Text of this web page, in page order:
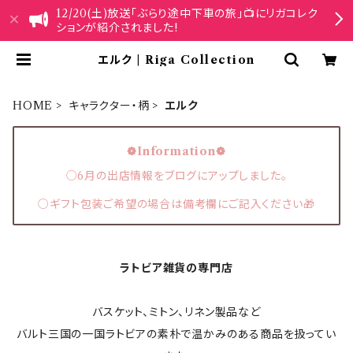
12/20(土)放送「ぶらり途中下車の旅」📺にリガコレク
ションが紹介されました!
エルク | Riga Collection
HOME キャラクター・柄 エルク
❁Information❁
○6月の出店情報をブログにアップしました。
○ギフト包装ご希望の場合は備考欄にご記入ください🎁
ラトビア雑貨の専門店
バスケット、ミトン、リネン製品など
バルト三国の一国ラトビアの素朴で温かみのある商品を扱ってい